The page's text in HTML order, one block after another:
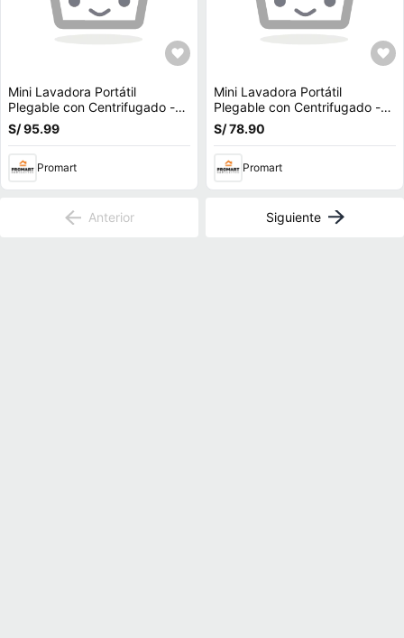
Mini Lavadora Portátil
Plegable con Centrifugado -
CELESTE
S/ 95.99
Promart
Mini Lavadora Portátil
Plegable con Centrifugado -
VERDE
S/ 78.90
Promart
Anterior Siguiente